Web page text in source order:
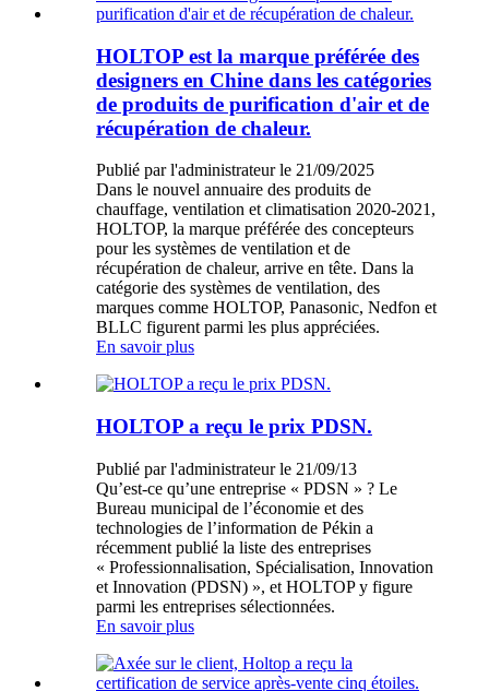
HOLTOP est la marque préférée des
designers en Chine dans les catégories
de produits de purification d'air et de
récupération de chaleur.
Publié par l'administrateur le 21/09/2025
Dans le nouvel annuaire des produits de
chauffage, ventilation et climatisation 2020-2021,
HOLTOP, la marque préférée des concepteurs
pour les systèmes de ventilation et de
récupération de chaleur, arrive en tête. Dans la
catégorie des systèmes de ventilation, des
marques comme HOLTOP, Panasonic, Nedfon et
BLLC figurent parmi les plus appréciées.
En savoir plus
HOLTOP a reçu le prix PDSN.
Publié par l'administrateur le 21/09/13
Qu’est-ce qu’une entreprise « PDSN » ? Le
Bureau municipal de l’économie et des
technologies de l’information de Pékin a
récemment publié la liste des entreprises
« Professionnalisation, Spécialisation, Innovation
et Innovation (PDSN) », et HOLTOP y figure
parmi les entreprises sélectionnées.
En savoir plus